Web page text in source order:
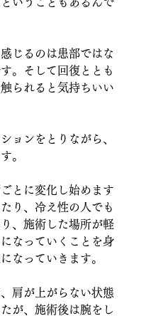
じるのは患部ではな
。そして回復ととも
られると気持ちいい
ョンをとりながら、
。
とに変化し始めます
り、冷え性の人でも
、施術した場所が軽
なっていくことを身
なっていきます。
肩が上がらない状態
が、施術後は腕をし